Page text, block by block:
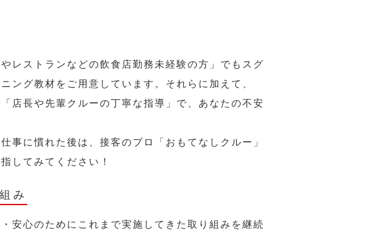
レストランなどの飲食店勤務未経験の方」でもスグ
ング教材をご用意しています。それらに加えて、
店長や先輩クルーの丁寧な指導」で、あなたの不安
事に慣れた後は、接客のプロ「おもてなしクルー」
してみてください！
み
安心のためにこれまで実施してきた取り組みを継続